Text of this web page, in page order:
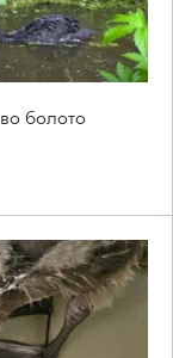
болото